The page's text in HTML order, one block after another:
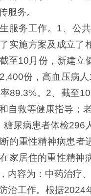
服务。
服务工作。1、公
实施方案及成立了
至10月份，新建
份，高血压病
89.3%。2、截至
自救等健康指导；
糖尿病患者体检296
的重性精神病患
家居住的重性精神
内容为：中药治疗
治工作。根据2024